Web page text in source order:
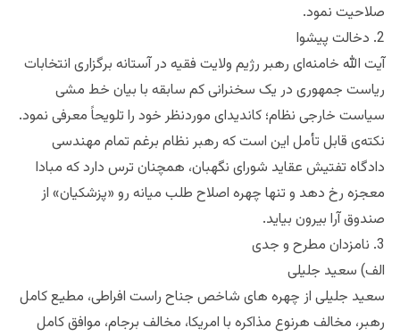
صلاحیت نمود.
2. دخالت پیشوا
آیت الله خامنه‌ای رهبر رژیم ولایت فقیه در آستانه برگزاری انتخابات
ریاست جمهوری در یک سخنرانی کم سابقه با بیان خط مشی
سیاست خارجی نظام؛ کاندیدای مورد‌نظر خود را تلویحاً معرفی نمود.
نکته‌ی قابل تأمل این است که رهبر نظام برغم تمام مهندسی
دادگاه تفتیش عقاید شورای نگهبان، همچنان ترس دارد که مبادا
معجزه رخ دهد و تنها چهره اصلاح طلب میانه رو «پزشکیان» از
صندوق آرا بیرون بیاید.
3. نامزدان مطرح و جدی
الف) سعید جلیلی
سعید جلیلی از چهره های شاخص جناح راست افراطی، مطیع کامل
رهبر، مخالف هرنوع مذاکره با امریکا، مخالف برجام، موافق کامل